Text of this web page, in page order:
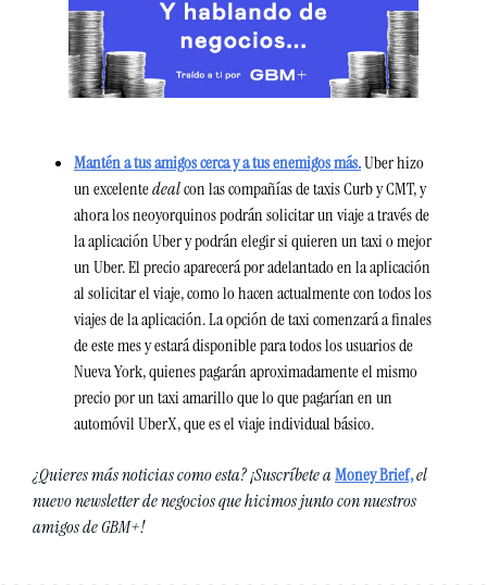
Mantén a tus amigos cerca y a tus enemigos más.Uber hizo
un excelente deal con las compañías de taxis Curb y CMT, y
ahora los neoyorquinos podrán solicitar un viaje a través de
la aplicación Uber y podrán elegir si quieren un taxi o mejor
un Uber. El precio aparecerá por adelantado en la aplicación
al solicitar el viaje, como lo hacen actualmente con todos los
viajes de la aplicación. La opción de taxi comenzará a finales
de este mes y estará disponible para todos los usuarios de
Nueva York, quienes pagarán aproximadamente el mismo
precio por un taxi amarillo que lo que pagarían en un
automóvil UberX, que es el viaje individual básico.
¿Quieres más noticias como esta? ¡Suscríbete a Money Brief, el
nuevo newsletter de negocios que hicimos junto con nuestros
amigos de GBM+!